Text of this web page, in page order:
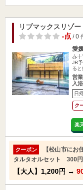
リブマックスリゾ
-点/ 0
愛
赤十
JR
る
営
入
日
ク
楽
クーポン
【松山市にお
タルタオルセット 300円
【大人】 1,200円 →